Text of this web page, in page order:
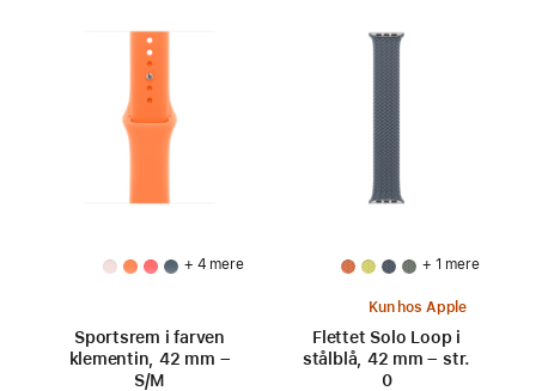
+ 4 mere
Sportsrem i farven
klementin, 42 mm –
S/M
+ 1 mere
Kun hos Apple
Flettet Solo Loop i
stålblå, 42 mm – str.
0